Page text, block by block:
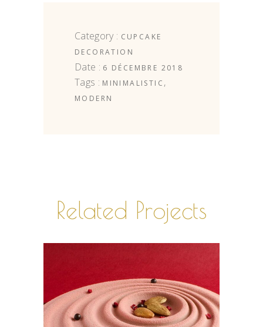
Category : CUPCAKE
DECORATION
Date : 6 DÉCEMBRE 2018
Tags : MINIMALISTIC ,
MODERN
Related Projects